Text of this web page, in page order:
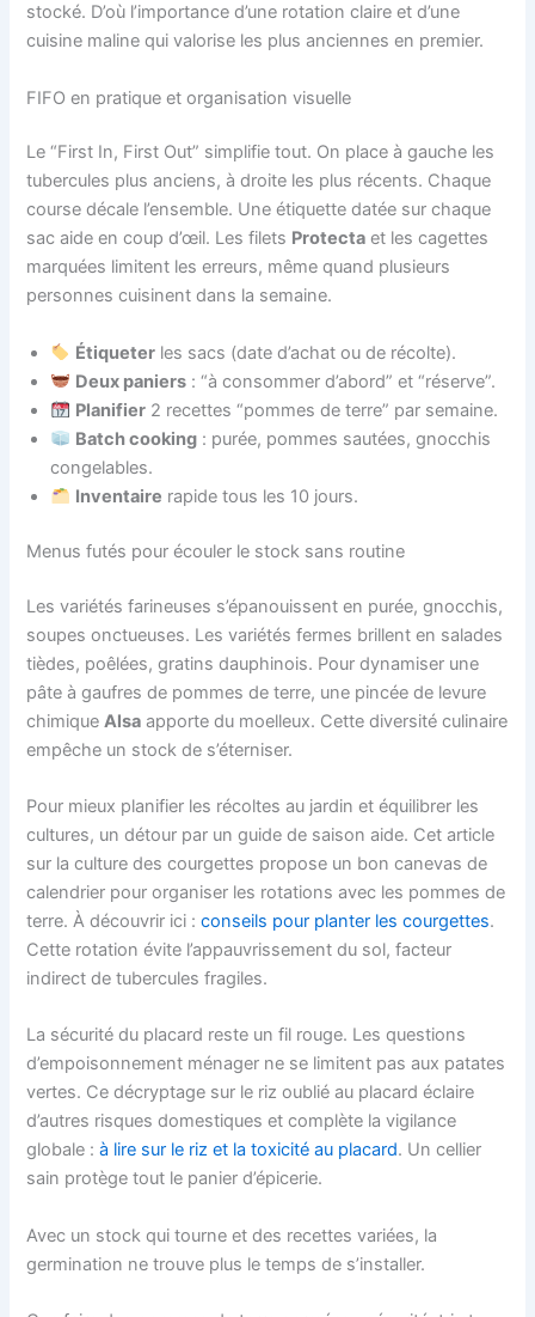
stocké. D’où l’importance d’une rotation claire et d’une
cuisine maline qui valorise les plus anciennes en premier.
FIFO en pratique et organisation visuelle
Le “First In, First Out” simplifie tout. On place à gauche les
tubercules plus anciens, à droite les plus récents. Chaque
course décale l’ensemble. Une étiquette datée sur chaque
sac aide en coup d’œil. Les filets Protecta et les cagettes
marquées limitent les erreurs, même quand plusieurs
personnes cuisinent dans la semaine.
Étiqueter les sacs (date d’achat ou de récolte).
Deux paniers : “à consommer d’abord” et “réserve”.
Planifier 2 recettes “pommes de terre” par semaine.
Batch cooking : purée, pommes sautées, gnocchis
congelables.
Inventaire rapide tous les 10 jours.
Menus futés pour écouler le stock sans routine
Les variétés farineuses s’épanouissent en purée, gnocchis,
soupes onctueuses. Les variétés fermes brillent en salades
tièdes, poêlées, gratins dauphinois. Pour dynamiser une
pâte à gaufres de pommes de terre, une pincée de levure
chimique Alsa apporte du moelleux. Cette diversité culinaire
empêche un stock de s’éterniser.
Pour mieux planifier les récoltes au jardin et équilibrer les
cultures, un détour par un guide de saison aide. Cet article
sur la culture des courgettes propose un bon canevas de
calendrier pour organiser les rotations avec les pommes de
terre. À découvrir ici :conseils pour planter les courgettes.
Cette rotation évite l’appauvrissement du sol, facteur
indirect de tubercules fragiles.
La sécurité du placard reste un fil rouge. Les questions
d’empoisonnement ménager ne se limitent pas aux patates
vertes. Ce décryptage sur le riz oublié au placard éclaire
d’autres risques domestiques et complète la vigilance
globale :à lire sur le riz et la toxicité au placard. Un cellier
sain protège tout le panier d’épicerie.
Avec un stock qui tourne et des recettes variées, la
germination ne trouve plus le temps de s’installer.